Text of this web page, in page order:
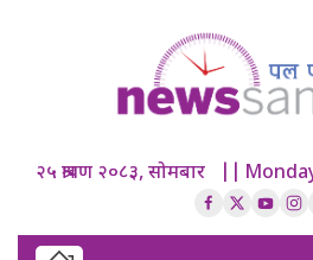
२५ श्रावण २०८३, सोमबार ||